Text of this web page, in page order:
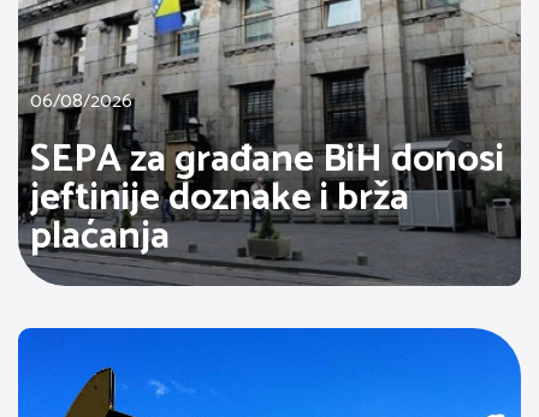
06/08/2026
SEPA za građane BiH donosi
jeftinije doznake i brža
plaćanja